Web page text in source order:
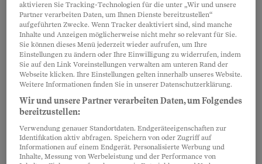
Vorsicht, Firmenpleite!
Der Lohn bleibt aus – für die
Angestellte beginnt ein
Albtraum
Daniela Richard bekommt plötzlich
keinen Lohn mehr. Der Beobachter erklärt, wie man
sich in so einer Lage wehren kann und welche
Anzeichen auf eine drohende Firmenpleite hindeuten –
bevor es zu spät ist.
Katharina Siegrist
aktivieren Sie Tracking-Technologien für die unter „Wir und unsere
Partner verarbeiten Daten, um Ihnen Dienste bereitzustellen“
aufgeführten Zwecke. Wenn Tracker deaktiviert sind, sind manche
Inhalte und Anzeigen möglicherweise nicht mehr so relevant für Sie.
Sie können dieses Menü jederzeit wieder aufrufen, um Ihre
Einstellungen zu ändern oder Ihre Einwilligung zu widerrufen, indem
Sie auf den Link Voreinstellungen verwalten am unteren Rand der
Webseite klicken. Ihre Einstellungen gelten innerhalb unseres Website.
Weitere Informationen finden Sie in unserer Datenschutzerklärung.
Wir und unsere Partner verarbeiten Daten, um Folgendes
bereitzustellen:
Verwendung genauer Standortdaten. Endgeräteeigenschaften zur
Identifikation aktiv abfragen. Speichern von oder Zugriff auf
Informationen auf einem Endgerät. Personalisierte Werbung und
Inhalte, Messung von Werbeleistung und der Performance von